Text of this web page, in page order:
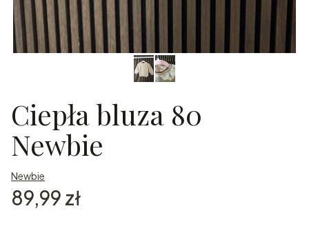
Ciepła bluza 80
Newbie
Newbie
Cena
89,99 zł